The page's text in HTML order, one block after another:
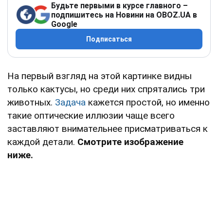
Будьте первыми в курсе главного –
подпишитесь на Новини на OBOZ.UA в
Google
Подписаться
На первый взгляд на этой картинке видны
только кактусы, но среди них спрятались три
животных. Задача кажется простой, но именно
такие оптические иллюзии чаще всего
заставляют внимательнее присматриваться к
каждой детали. Смотрите изображение
ниже.